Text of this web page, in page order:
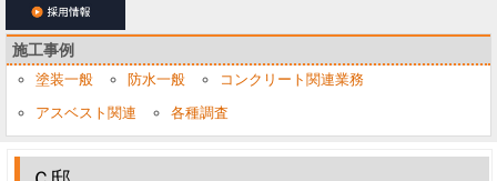
施工事例
塗装一般 防水一般
コンクリート関連業務
アスベスト関連
各種調査